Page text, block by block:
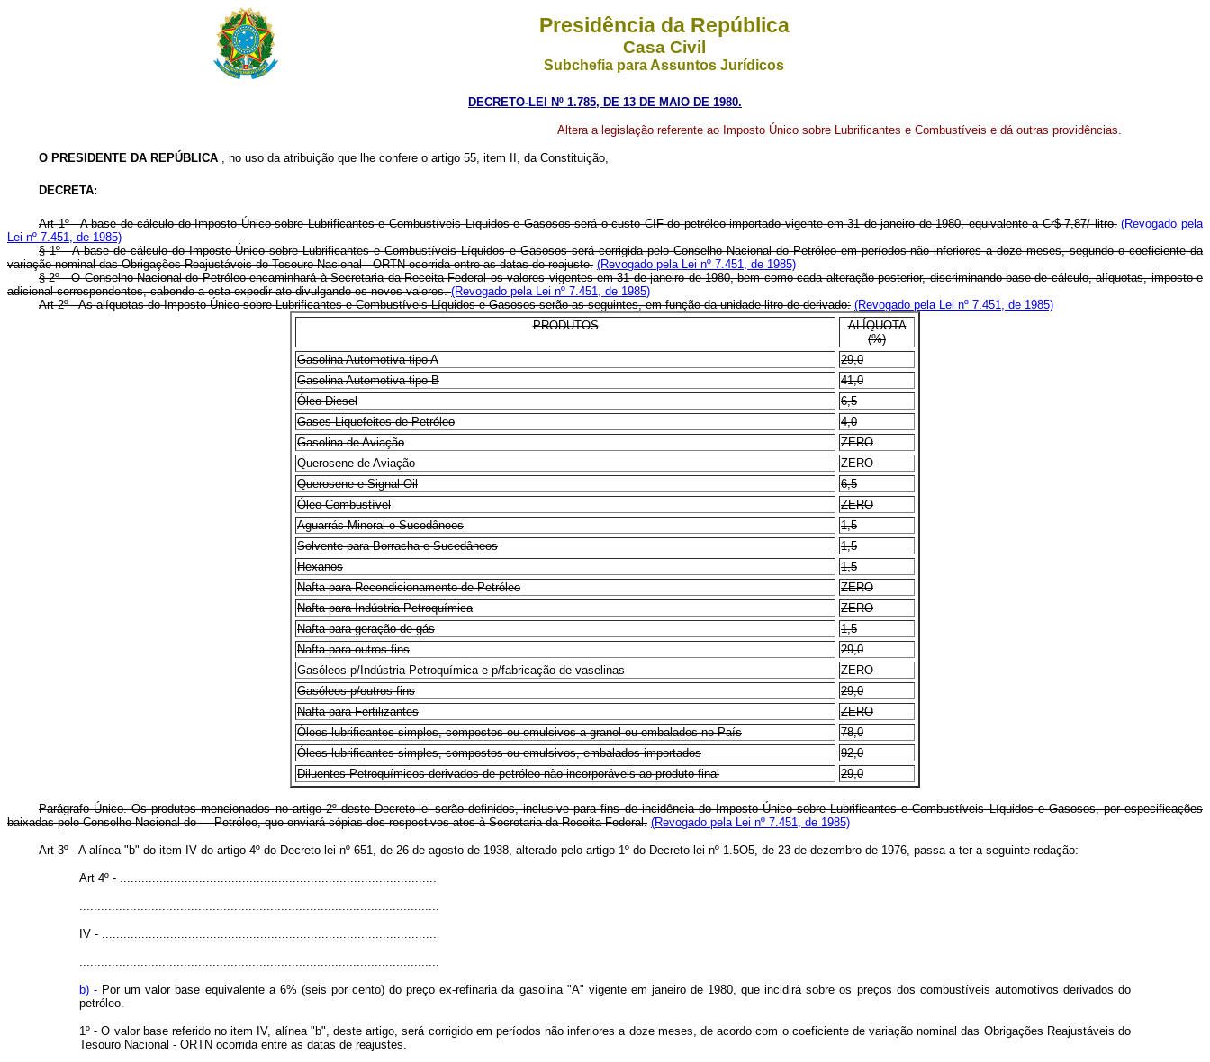
Presidência da República
Casa Civil
Subchefia para Assuntos Jurídicos
DECRETO-LEI Nº 1.785, DE 13 DE MAIO DE 1980.
Altera a legislação referente ao Imposto Único sobre Lubrificantes e Combustíveis e dá outras providências.
O PRESIDENTE DA REPÚBLICA , no uso da atribuição que lhe confere o artigo 55, item II, da Constituição,
DECRETA:
Art 1º - A base de cálculo do Imposto Único sobre Lubrificantes e Combustíveis Líquidos e Gasosos será o custo CIF do petróleo importado vigente em 31 de janeiro de 1980, equivalente a Cr$ 7,87/ litro. (Revogado pela
Lei nº 7.451, de 1985)
§ 1º - A base de cálculo do Imposto Único sobre Lubrificantes e Combustíveis Líquidos e Gasosos será corrigida pelo Conselho Nacional do Petróleo em períodos não inferiores a doze meses, segundo o coeficiente da
variação nominal das Obrigações Reajustáveis do Tesouro Nacional - ORTN ocorrida entre as datas de reajuste. (Revogado pela Lei nº 7.451, de 1985)
§ 2º - O Conselho Nacional do Petróleo encaminhará à Secretaria da Receita Federal os valores vigentes em 31 de janeiro de 1980, bem como cada alteração posterior, discriminando base de cálculo, alíquotas, imposto e
adicional correspondentes, cabendo a esta expedir ato divulgando os novos valores.(Revogado pela Lei nº 7.451, de 1985)
Art 2º - As alíquotas do Imposto Único sobre Lubrificantes e Combustíveis Líquidos e Gasosos serão as seguintes, em função da unidade litro de derivado: (Revogado pela Lei nº 7.451, de 1985)
PRODUTOS
ALÍQUOTA
(%)
Gasolina Automotiva tipo A
29,0
Gasolina Automotiva tipo B
41,0
Óleo Diesel
6,5
Gases Liquefeitos de Petróleo
4,0
Gasolina de Aviação
ZERO
Querosene de Aviação
ZERO
Querosene e Signal Oil
6,5
Óleo Combustível
ZERO
Aguarrás Mineral e Sucedâneos
1,5
Solvente para Borracha e Sucedâneos
1,5
Hexanos
1,5
Nafta para Recondicionamento de Petróleo
ZERO
Nafta para Indústria Petroquímica
ZERO
Nafta para geração de gás
1,5
Nafta para outros fins
29,0
Gasóleos p/Indústria Petroquímica e p/fabricação de vaselinas
ZERO
Gasóleos p/outros fins
29,0
Nafta para Fertilizantes
ZERO
Óleos lubrificantes simples, compostos ou emulsivos a granel ou embalados no País
78,0
Óleos lubrificantes simples, compostos ou emulsivos, embalados importados
92,0
Diluentes Petroquímicos derivados de petróleo não incorporáveis ao produto final
29,0
Parágrafo Único. Os produtos mencionados no artigo 2º deste Decreto-lei serão definidos, inclusive para fins de incidência do Imposto Único sobre Lubrificantes e Combustíveis Líquidos e Gasosos, por especificações
baixadas pelo Conselho Nacional do Petróleo, que enviará cópias dos respectivos atos à Secretaria da Receita Federal. (Revogado pela Lei nº 7.451, de 1985)
Art 3º - A alínea "b" do item IV do artigo 4º do Decreto-lei nº 651, de 26 de agosto de 1938, alterado pelo artigo 1º do Decreto-lei nº 1.5O5, de 23 de dezembro de 1976, passa a ter a seguinte redação:
Art 4º - ........................................................................................
IV - .............................................................................................
b) - Por um valor base equivalente a 6% (seis por cento) do preço ex-refinaria da gasolina "A" vigente em janeiro de 1980, que incidirá sobre os preços dos combustíveis automotivos derivados do
petróleo.
1º - O valor base referido no item IV, alínea "b", deste artigo, será corrigido em períodos não inferiores a doze meses, de acordo com o coeficiente de variação nominal das Obrigações Reajustáveis do
Tesouro Nacional - ORTN ocorrida entre as datas de reajustes.